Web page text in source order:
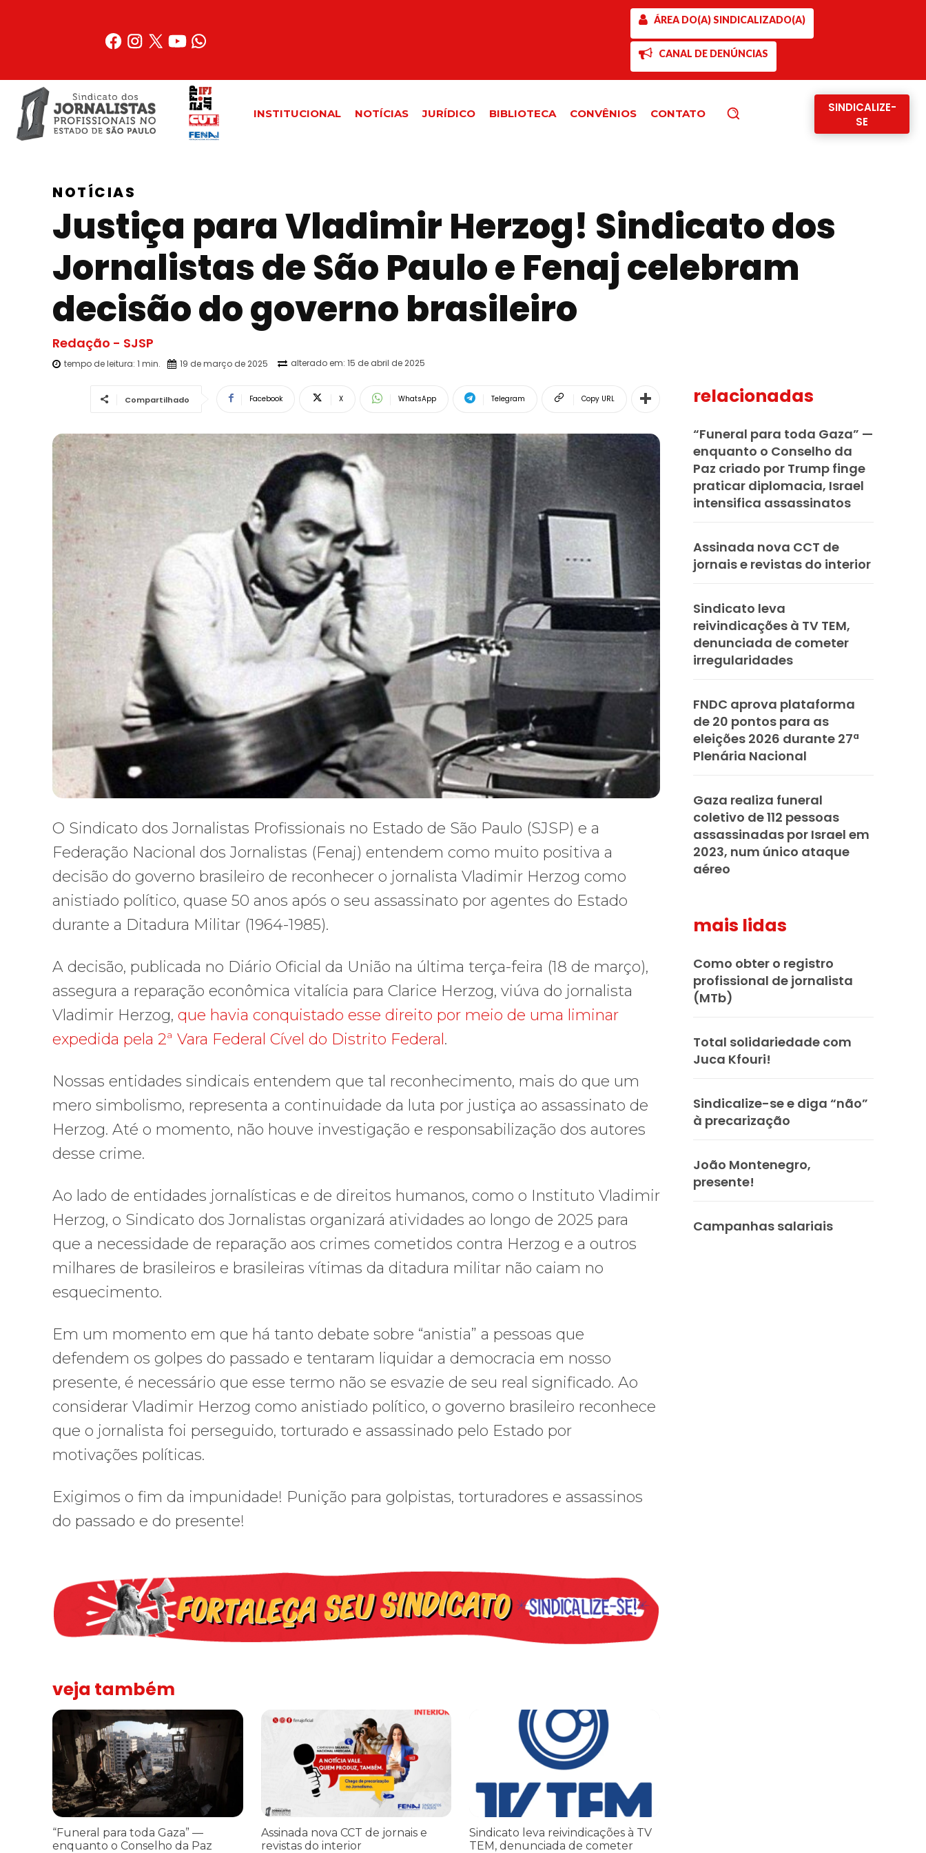
ÁREA DO(A) SINDICALIZADO(A)
CANAL DE DENÚNCIAS
INSTITUCIONAL NOTÍCIAS JURÍDICO BIBLIOTECA CONVÊNIOS CONTATO
SINDICALIZE-
SE
NOTÍCIAS
Justiça para Vladimir Herzog! Sindicato dos
Jornalistas de São Paulo e Fenaj celebram
decisão do governo brasileiro
Redação - SJSP
tempo de leitura: 1 min. 19 de março de 2025 alterado em: 15 de abril de 2025
Compartilhado Facebook X WhatsApp Telegram Copy URL
O Sindicato dos Jornalistas Profissionais no Estado de São Paulo (SJSP) e a
Federação Nacional dos Jornalistas (Fenaj) entendem como muito positiva a
decisão do governo brasileiro de reconhecer o jornalista Vladimir Herzog como
anistiado político, quase 50 anos após o seu assassinato por agentes do Estado
durante a Ditadura Militar (1964-1985).
A decisão, publicada no Diário Oficial da União na última terça-feira (18 de março),
assegura a reparação econômica vitalícia para Clarice Herzog, viúva do jornalista
Vladimir Herzog, que havia conquistado esse direito por meio de uma liminar
expedida pela 2ª Vara Federal Cível do Distrito Federal .
Nossas entidades sindicais entendem que tal reconhecimento, mais do que um
mero simbolismo, representa a continuidade da luta por justiça ao assassinato de
Herzog. Até o momento, não houve investigação e responsabilização dos autores
desse crime.
Ao lado de entidades jornalísticas e de direitos humanos, como o Instituto Vladimir
Herzog, o Sindicato dos Jornalistas organizará atividades ao longo de 2025 para
que a necessidade de reparação aos crimes cometidos contra Herzog e a outros
milhares de brasileiros e brasileiras vítimas da ditadura militar não caiam no
esquecimento.
Em um momento em que há tanto debate sobre “anistia” a pessoas que
defendem os golpes do passado e tentaram liquidar a democracia em nosso
presente, é necessário que esse termo não se esvazie de seu real significado. Ao
considerar Vladimir Herzog como anistiado político, o governo brasileiro reconhece
que o jornalista foi perseguido, torturado e assassinado pelo Estado por
motivações políticas.
Exigimos o fim da impunidade! Punição para golpistas, torturadores e assassinos
do passado e do presente!
veja também
“Funeral para toda Gaza” — enquanto o Conselho da Paz criado por Trump finge praticar diplomacia, Israel intensifica assassinatos
“Funeral para toda Gaza” —
enquanto o Conselho da Paz
Assinada nova CCT de jornais e revistas do interior
Assinada nova CCT de jornais e
revistas do interior
Sindicato leva reivindicações à TV TEM, denunciada de cometer irregularidades
Sindicato leva reivindicações à TV
TEM, denunciada de cometer
relacionadas
“Funeral para toda Gaza” —
enquanto o Conselho da
Paz criado por Trump finge
praticar diplomacia, Israel
intensifica assassinatos
Assinada nova CCT de
jornais e revistas do interior
Sindicato leva
reivindicações à TV TEM,
denunciada de cometer
irregularidades
FNDC aprova plataforma
de 20 pontos para as
eleições 2026 durante 27ª
Plenária Nacional
Gaza realiza funeral
coletivo de 112 pessoas
assassinadas por Israel em
2023, num único ataque
aéreo
mais lidas
Como obter o registro
profissional de jornalista
(MTb)
Total solidariedade com
Juca Kfouri!
Sindicalize-se e diga “não”
à precarização
João Montenegro,
presente!
Campanhas salariais